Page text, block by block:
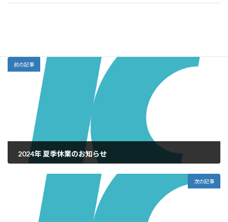
前の記事
2024年 夏季休業のお知らせ
2024年7月9日
次の記事